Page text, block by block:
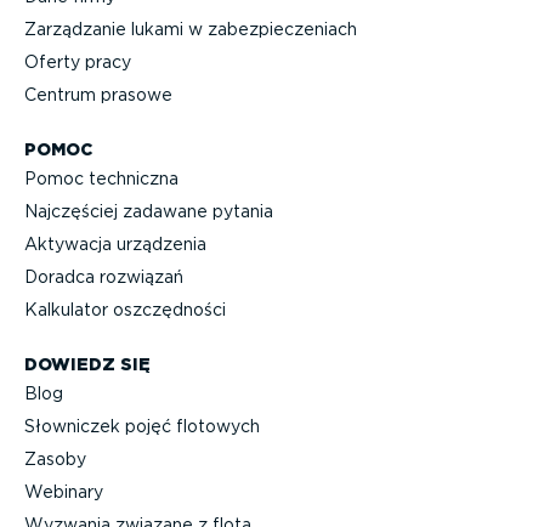
POMOC
Pomoc techniczna
Najczęściej zadawane pytania
Aktywacja urządzenia
Doradca rozwiązań
Kalkulator oszczęd­ności
DOWIEDZ SIĘ
Blog
Słowniczek pojęć flotowych
Zasoby
Webinary
Zarządzanie lukami w zabez­pie­cze­niach
Oferty pracy
Centrum prasowe